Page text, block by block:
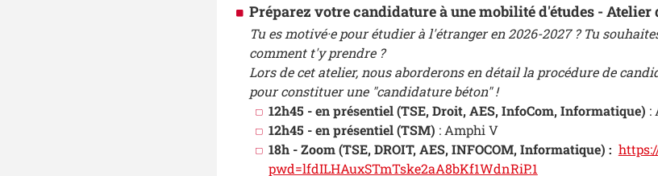
Préparez votre candidature à une mobilité d'études - Atelier
Tu es motivé·e pour étudier à l'étranger en 2026-2027 ? Tu
comment t'y prendre ?
Lors de cet atelier, nous aborderons en détail la procédure de
pour constituer une "candidature béton" !
12h45 - en présentiel (TSE, Droit, AES, InfoCom, Informatique) :
12h45 - en présentiel (TSM) : Amphi V
18h - Zoom (TSE, DROIT, AES, INFOCOM, Informatique) :
pwd=lfdILHAuxSTmTske2aA8bKf1WdnRiP.1